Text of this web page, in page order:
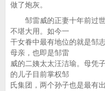
做了炮灰。
邹雷威的正妻十年前过世
不堪大用。如今一
干女眷中最有地位的就是邹
母亲，也即是邹雷
威的二姨太太汪洁瑜。母凭
的儿子目前掌权邹
氏集团，两个孙子也是最有出